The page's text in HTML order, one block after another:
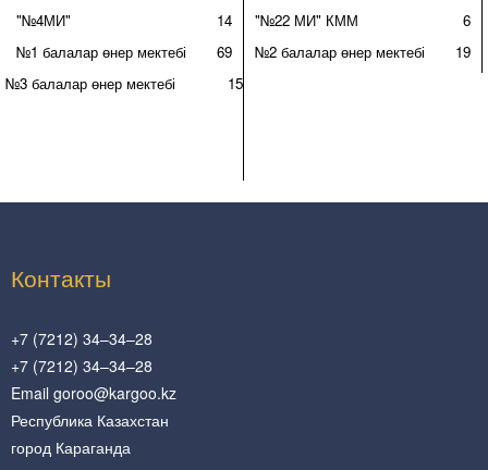
"№4МИ" 14 "№22 МИ" КММ
6
№1 балалар өнер мектебі
69 №2 балалар өнер мектебі
19
№3 балалар өнер мектебі
15
Контакты
+7 (7212) 34–34–28
+7 (7212) 34–34–28
Email goroo@kargoo.kz
Республика Казахстан
город Караганда